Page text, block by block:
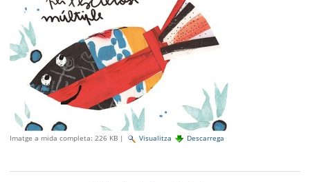
Imatge a mida completa: 226 KB | Visualitza Descarrega